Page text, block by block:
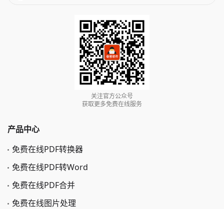
关注官方公众号
获取更多免费在线服务
产品中心
免费在线PDF转换器
免费在线PDF转Word
免费在线PDF合并
免费在线图片处理